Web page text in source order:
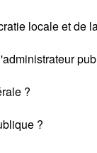
locale et de
?
?